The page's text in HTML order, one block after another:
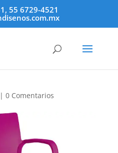
55 6729-4521
0 Comentarios